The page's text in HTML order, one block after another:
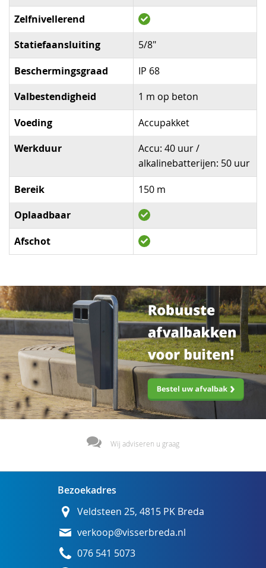
Zelfnivellerend
Statiefaansluiting
5/8"
Beschermingsgraad IP 68
Valbestendigheid 1 m op beton
Voeding Accupakket
Werkduur
Accu: 40 uur /
alkalinebatterijen: 50 uur
Bereik 150 m
Oplaadbaar
Afschot
Wij adviseren u graag
Bezoekadres
Veldsteen 25, 4815 PK Breda
verkoop@visserbreda.nl
076 541 5073